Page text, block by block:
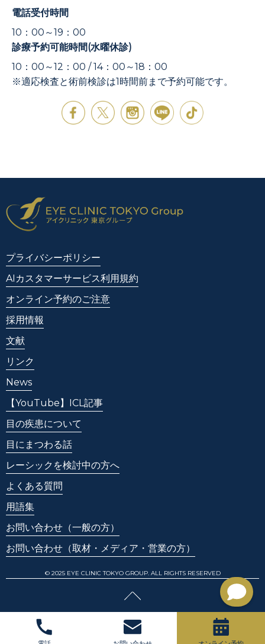
電話受付時間
10：00～19：00
診療予約可能時間(水曜休診)
10：00～12：00 / 14：00～18：00
※適応検査と術前検診は1時間前まで予約可能です。
プライバシーポリシー
AIカスタマーサービス利用規約
オンライン予約のご注意
採用情報
文献
リンク
News
【YouTube】ICL記事
目の疾患について
目にまつわる話
レーシックを検討中の方へ
よくある質問
用語集
お問い合わせ （一般の方）
お問い合わせ （取材・メディア・営業の方）
© 2025 EYE CLINIC TOKYO GROUP. ALL RIGHTS RESERVED